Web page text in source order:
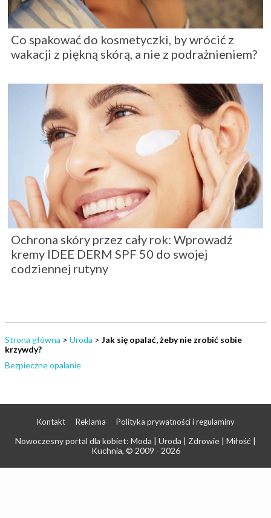
Co spakować do kosmetyczki, by wrócić z
wakacji z piękną skórą, a nie z podrażnieniem?
Ochrona skóry przez cały rok: Wprowadź
kremy IDEE DERM SPF 50 do swojej
codziennej rutyny
Strona główna > Uroda > Jak się opalać, żeby nie zrobić sobie
krzywdy?
Bezpieczne opalanie
Kontakt Reklama Polityka prywatności i regulaminy
Nowoczesny portal dla kobiet: Moda | Uroda | Zdrowie | Miłość |
Kuchnia, © 2009 - 2026